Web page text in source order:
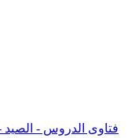
فتاوى الدروس -